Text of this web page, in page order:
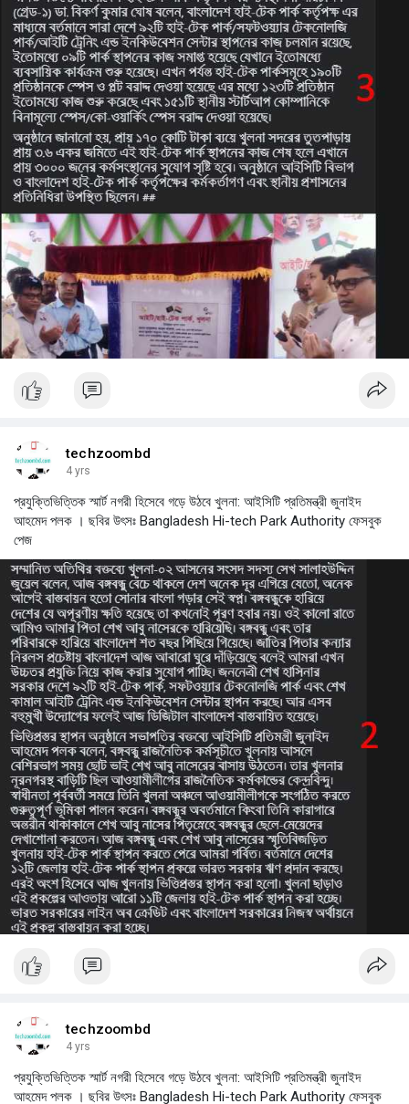
techzoombd
4 yrs
প্রযুক্তিভিত্তিক স্মার্ট নগরী হিসেবে গড়ে উঠবে খুলনা: আইসিটি প্রতিমন্ত্রী জুনাইদ
আহমেদ পলক । ছবির উৎসঃ Bangladesh Hi-tech Park Authority ফেসবুক
পেজ
techzoombd
4 yrs
প্রযুক্তিভিত্তিক স্মার্ট নগরী হিসেবে গড়ে উঠবে খুলনা: আইসিটি প্রতিমন্ত্রী জুনাইদ
আহমেদ পলক । ছবির উৎসঃ Bangladesh Hi-tech Park Authority ফেসবুক